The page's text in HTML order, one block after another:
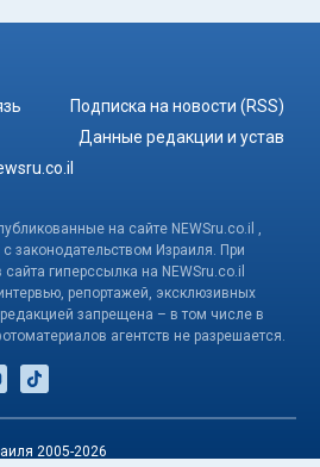
Подписка на новости (RSS)
Данные редакции и устав
на сайте NEWSru.co.il ,
законодательством Израиля. При
гиперссылка на NEWSru.co.il
репортажей, эксклюзивных
запрещена – в том числе в
агентств не разрешается.
2005-2026